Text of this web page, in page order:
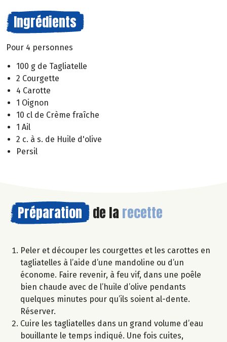
Ingrédients
Pour 4 personnes
100 g de Tagliatelle
2 Courgette
4 Carotte
1 Oignon
10 cl de Crème fraîche
1 Ail
2 c. à s. de Huile d'olive
Persil
Préparation de la recette
Peler et découper les courgettes et les carottes en
tagliatelles à l’aide d’une mandoline ou d’un
économe. Faire revenir, à feu vif, dans une poêle
bien chaude avec de l’huile d’olive pendants
quelques minutes pour qu’ils soient al-dente.
Réserver.
Cuire les tagliatelles dans un grand volume d’eau
bouillante le temps indiqué. Une fois cuites,